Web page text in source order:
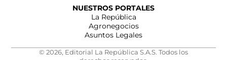
NUESTROS PORTALES
La República
Agronegocios
Asuntos Legales
© 2026, Editorial La República S.A.S. Todos los